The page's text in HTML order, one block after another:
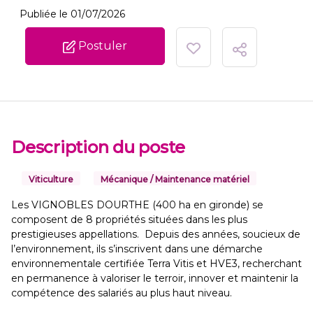
Publiée le 01/07/2026
Postuler
Description du poste
Viticulture Mécanique / Maintenance matériel
Les VIGNOBLES DOURTHE (400 ha en gironde) se
composent de 8 propriétés situées dans les plus
prestigieuses appellations. Depuis des années, soucieux de
l’environnement, ils s’inscrivent dans une démarche
environnementale certifiée Terra Vitis et HVE3, recherchant
en permanence à valoriser le terroir, innover et maintenir la
compétence des salariés au plus haut niveau.